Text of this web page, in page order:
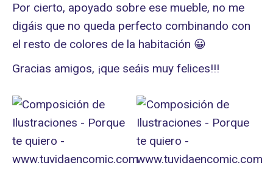
Por cierto, apoyado sobre ese mueble, no me
digáis que no queda perfecto combinando con
el resto de colores de la habitación 😀
Gracias amigos, ¡que seáis muy felices!!!